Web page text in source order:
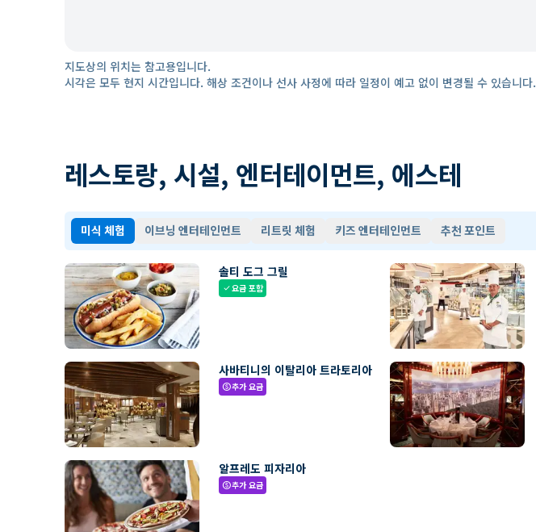
지도상의 위치는 참고용입니다.
시각은 모두 현지 시간입니다. 해상 조건이나 선사 사정에 따라 일정이 예고 없이 변경될 수 있습니다.
레스토랑, 시설, 엔터테이먼트, 에스테
미식 체험 이브닝 엔터테인먼트 리트릿 체험 키즈 엔터테인먼트 추천 포인트
솔티 도그 그릴
check요금 포함
사바티니의 이탈리아 트라토리아
paid추가 요금
알프레도 피자리아
paid추가 요금